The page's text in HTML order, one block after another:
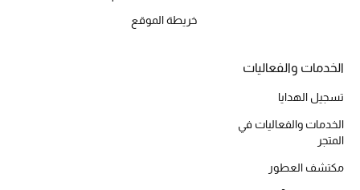
مكتشف العطور
المكياج
العناية بالبشرة
خريطة الموقع
الخدمات والفعاليات
تسجيل الهدايا
الخدمات والفعاليات في
المتجر
مكتشف العطور